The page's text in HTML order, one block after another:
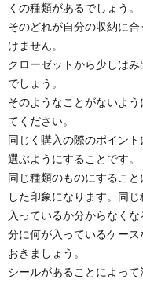
くの種類があるでしょう。
そのどれが自分の収納に
けません。
クローゼットから少しは
でしょう。
そのようなことがないよ
てください。
同じく購入の際のポイン
選ぶようにすることです。
同じ種類のものにするこ
した印象になります。同
入っているか分からなく
分に何が入っているケー
おきましょう。
シールがあることによっ